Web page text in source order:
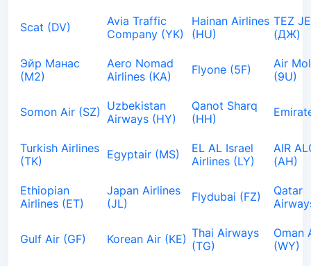
Scat (DV)
Avia Traffic
Company (YK)
Hainan Airlines
(HU)
TEZ
(ДЖ)
Эйр Манас
(М2)
Aero Nomad
Airlines (KA)
Flyone (5F)
Air
(9U)
Somon Air (SZ) Uzbekistan
Airways (HY)
Qanot Sharq
(HH)
Turkish Airlines
(TK)
Egyptair (MS)
EL AL Israel
Airlines (LY)
AIR
(AH)
Ethiopian
Airlines (ET)
Japan Airlines
(JL)
Flydubai (FZ)
Qatar
Gulf Air (GF) Korean Air (KE) Thai Airways
(TG)
Oman
(WY)